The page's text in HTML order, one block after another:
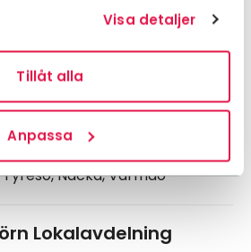
Visa detaljer
Tillåt alla
Anpassa
Nacka, Värmdö
Lokalavdelning